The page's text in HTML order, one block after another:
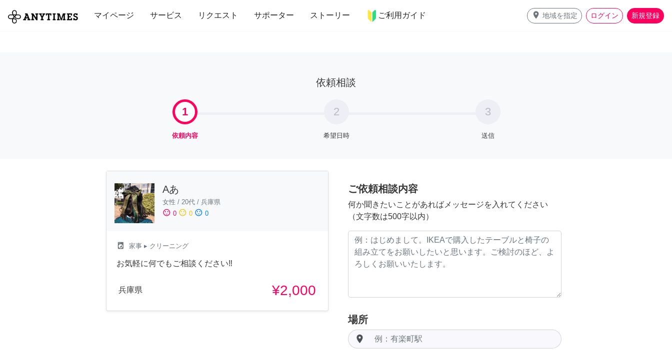
マイページ サービス リクエスト サポーター ストーリー ご利用ガイド place 地域を指定 ログイン 新規登録
全て 修理・組立 家事 引っ越し インテリア 趣味・習い事 ペット 料理
依頼相談
1
依頼内容
2
希望日時
3
送信
Aあ
女性 / 20代 / 兵庫県
sentiment_satisfied 0 sentiment_neutral 0 sentiment_dissatisfied 0
local_laundry_service 家事 ▸ クリーニング
お気軽に何でもご相談ください‼︎
兵庫県 ¥2,000
ご依頼相談内容
何か聞きたいことがあればメッセージを入れてください
（文字数は500字以内）
場所
room